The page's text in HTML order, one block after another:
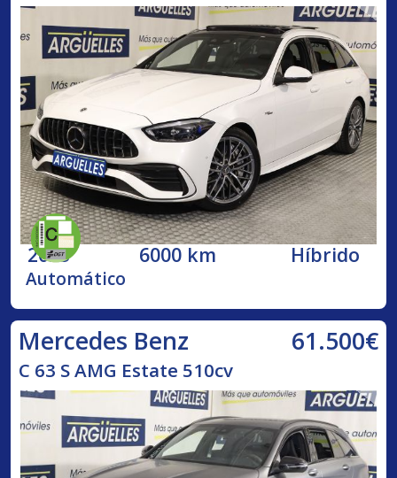
2023 6000 km Híbrido
Automático
Mercedes Benz 61.500€
C 63 S AMG Estate 510cv